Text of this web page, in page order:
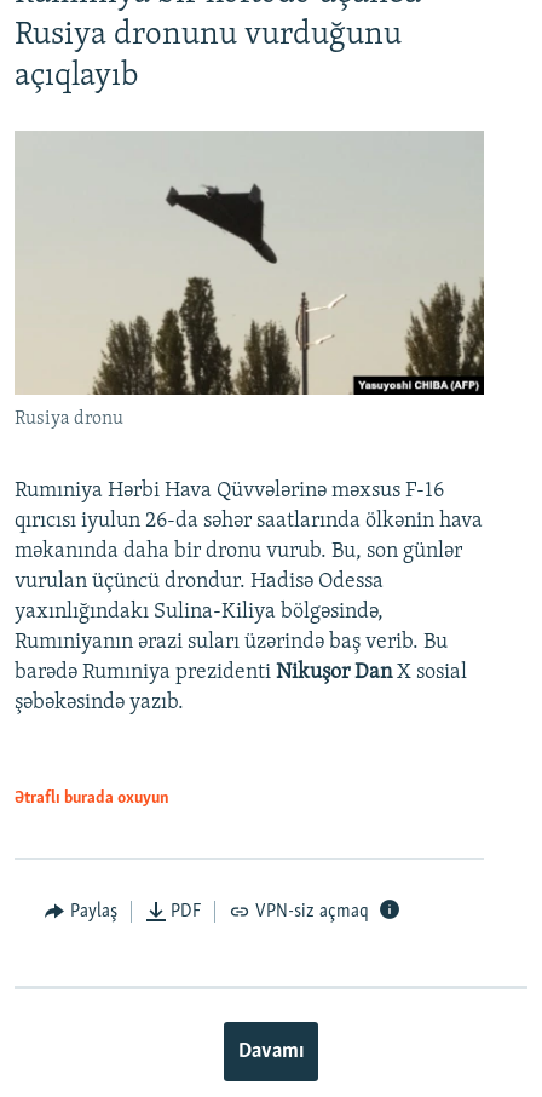
Rusiya dronunu vurduğunu
açıqlayıb
Rusiya dronu
Rumıniya Hərbi Hava Qüvvələrinə məxsus F-16
qırıcısı iyulun 26-da səhər saatlarında ölkənin hava
məkanında daha bir dronu vurub. Bu, son günlər
vurulan üçüncü drondur. Hadisə Odessa
yaxınlığındakı Sulina-Kiliya bölgəsində,
Rumıniyanın ərazi suları üzərində baş verib. Bu
barədə Rumıniya prezidenti Nikuşor DanX sosial
şəbəkəsində yazıb.
Ətraflı burada oxuyun
Paylaş PDF VPN-siz açmaq
Davamı